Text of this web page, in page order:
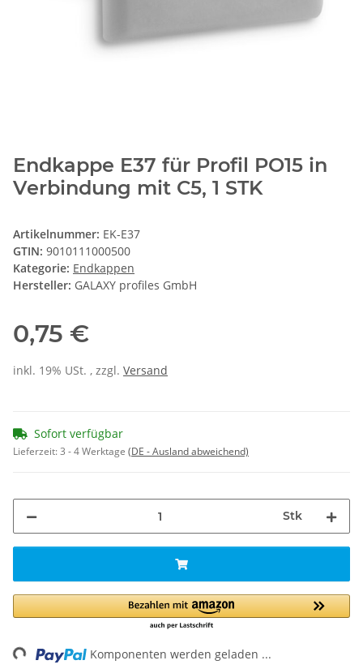
Endkappe E37 für Profil PO15 in
Verbindung mit C5, 1 STK
Artikelnummer: EK-E37
GTIN: 9010111000500
Kategorie: Endkappen
Hersteller: GALAXY profiles GmbH
0,75 €
inkl. 19% USt. , zzgl. Versand
Sofort verfügbar
Lieferzeit:3 - 4 Werktage (DE - Ausland abweichend)
Stk
Komponenten werden geladen ...